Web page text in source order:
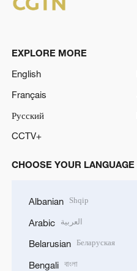
EXPLORE MORE
English
Français
Русский
CCTV+
CHOOSE YOUR LANGUAGE
Albanian Shqip
Arabic العربية
Belarusian Беларуская
Bengali বাংলা